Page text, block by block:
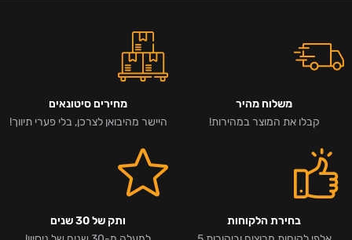
משלוח מהיר
קבלו את המוצר במהירות!
מחירים סיטונאים
היישר מהיבואן לצרכן, בלי פערי תיווך!
בחירת הלקוחות
ותק של 30 שנים